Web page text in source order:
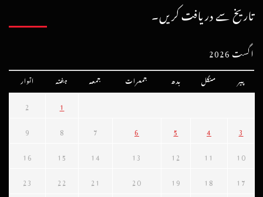
تاریخ سے دریافت کریں۔
اگست 2026
پیر منگل بدھ جمعرات جمعہ ہفتہ اتوار
1
2
3
4
5
6
7
8
9
10
11
12
13
14
15
16
17
18
19
20
21
22
23